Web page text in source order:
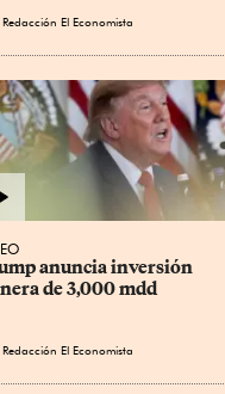
Redacción El Economista
anuncia inversión
de 3,000 mdd
Redacción El Economista